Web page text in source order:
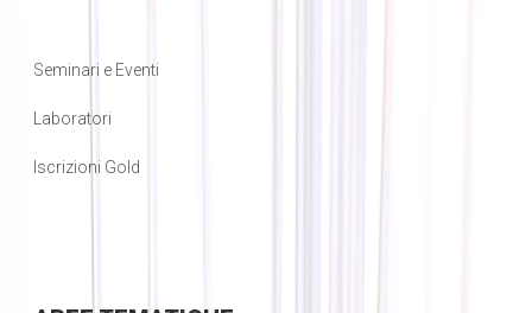
Seminari e Eventi
Laboratori
Iscrizioni Gold